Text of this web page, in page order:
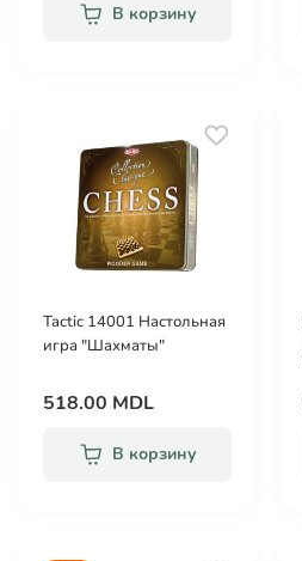
В корзину
Tactic 14001 Настольная
игра "Шахматы"
518.00 MDL
В корзину